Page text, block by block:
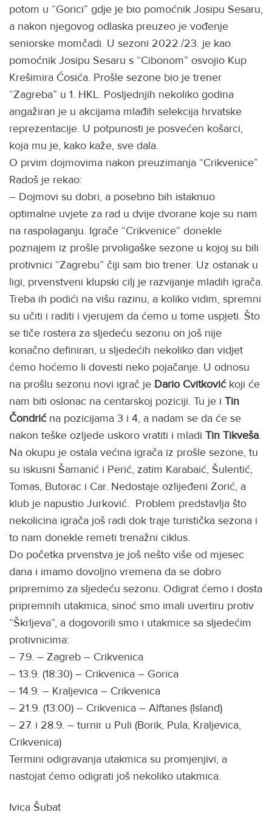
potom u “Gorici” gdje je bio pomoćnik Josipu Sesaru,
a nakon njegovog odlaska preuzeo je vođenje
seniorske momčadi. U sezoni 2022./23. je kao
pomoćnik Josipu Sesaru s “Cibonom” osvojio Kup
Krešimira Ćosića. Prošle sezone bio je trener
“Zagreba” u 1. HKL. Posljednjih nekoliko godina
angažiran je u akcijama mlađih selekcija hrvatske
reprezentacije. U potpunosti je posvećen košarci,
koja mu je, kako kaže, sve dala.
O prvim dojmovima nakon preuzimanja “Crikvenice”
Radoš je rekao:
– Dojmovi su dobri, a posebno bih istaknuo
optimalne uvjete za rad u dvije dvorane koje su nam
na raspolaganju. Igrače “Crikvenice” donekle
poznajem iz prošle prvoligaške sezone u kojoj su bili
protivnici “Zagrebu” čiji sam bio trener. Uz ostanak u
ligi, prvenstveni klupski cilj je razvijanje mladih igrača.
Treba ih podići na višu razinu, a koliko vidim, spremni
su učiti i raditi i vjerujem da ćemo u tome uspjeti. Što
se tiče rostera za sljedeću sezonu on još nije
konačno definiran, u sljedećih nekoliko dan vidjet
ćemo hoćemo li dovesti neko pojačanje. U odnosu
na prošlu sezonu novi igrač je Dario Cvitkovićkoji će
nam biti oslonac na centarskoj poziciji. Tu je i Tin
Čondrićna pozicijama 3 i 4, a nadam se da će se
nakon teške ozljede uskoro vratiti i mladi Tin Tikveša.
Na okupu je ostala većina igrača iz prošle sezone, tu
su iskusni Šamanić i Perić, zatim Karabaić, Šulentić,
Tomas, Butorac i Car. Nedostaje ozlijeđeni Zorić, a
klub je napustio Jurković. Problem predstavlja što
nekolicina igrača još radi dok traje turistička sezona i
to nam donekle remeti trenažni ciklus.
Do početka prvenstva je još nešto više od mjesec
dana i imamo dovoljno vremena da se dobro
pripremimo za sljedeću sezonu. Odigrat ćemo i dosta
pripremnih utakmica, sinoć smo imali uvertiru protiv
“Škrljeva”, a dogovorili smo i utakmice sa sljedećim
protivnicima:
– 7.9. – Zagreb – Crikvenica
– 13.9. (18:30) – Crikvenica – Gorica
– 14.9. – Kraljevica – Crikvenica
– 21.9. (13:00) – Crikvenica – Alftanes (Island)
– 27. i 28.9. – turnir u Puli (Borik, Pula, Kraljevica,
Crikvenica)
Termini odigravanja utakmica su promjenjivi, a
nastojat ćemo odigrati još nekoliko utakmica.
Ivica Šubat